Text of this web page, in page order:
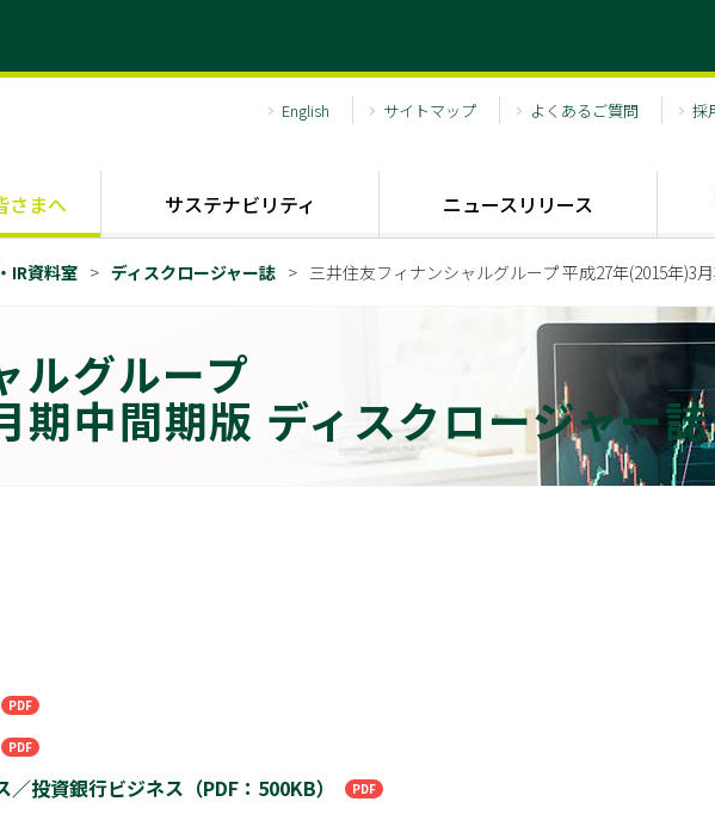
English サイトマップ よくあるご質問 採
さまへ サステナビリティ ニュースリリース
IR資料室 ディスクロージャー誌 三井住友フィナンシャルグループ 平成27年(2015年)3
ルグループ
中間期版 ディスクロージャー誌
投資銀行ビジネス（PDF：500KB）